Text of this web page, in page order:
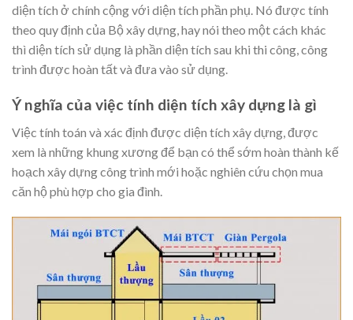
diện tích ở chính cộng với diện tích phần phụ. Nó được tính
theo quy định của Bộ xây dựng, hay nói theo một cách khác
thì diện tích sử dụng là phần diện tích sau khi thi công, công
trình được hoàn tất và đưa vào sử dụng.
Ý nghĩa của việc tính diện tích xây dựng là gì
Việc tính toán và xác định được diện tích xây dựng, được
xem là những khung xương để bạn có thể sớm hoàn thành kế
hoạch xây dựng công trình mới hoặc nghiên cứu chọn mua
căn hộ phù hợp cho gia đình.